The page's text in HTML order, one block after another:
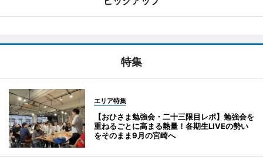
特集
エリア特集
【おひさま勉強会・二十三限目レポ】勉強会を
重ねるごとに高まる熱量！各期生LIVEの勢い
をそのまま9月の宮崎へ